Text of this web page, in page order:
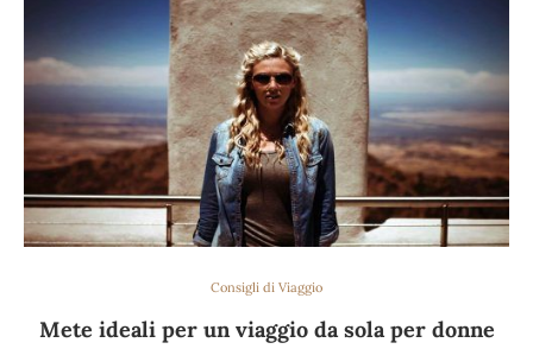
Consigli di Viaggio
Mete ideali per un viaggio da sola per donne